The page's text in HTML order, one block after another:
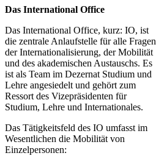
​Das International Office
Das International Office, kurz: IO, ist
die zentrale Anlaufstelle für alle Fragen
der Internationalisierung, der Mobilität
und des akademischen Austauschs. Es
ist als Team im Dezernat Studium und
Lehre angesiedelt und gehört zum
Ressort des Vizepräsidenten für
Studium, Lehre und Internationales.
Das Tätigkeitsfeld des IO umfasst im
Wesentlichen die Mobilität von
Einzelpersonen: